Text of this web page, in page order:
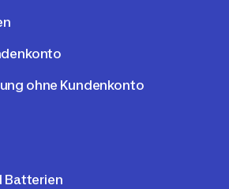
ohne Kundenkonto
Batterien